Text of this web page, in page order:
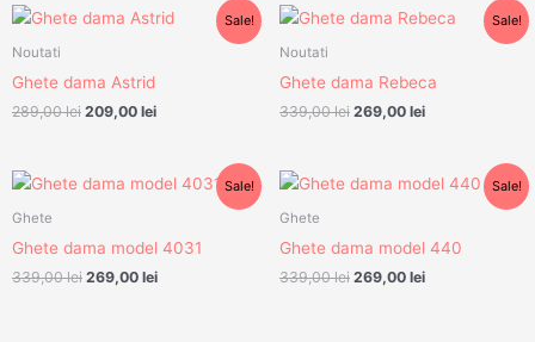
Sale!
Noutati
Ghete dama Astrid
289,00lei
Prețul
289,00 lei.
209,00 lei
Prețul
Sale!
Noutati
Ghete dama Rebeca
339,00lei
Prețul
339,00 lei.
269,00 lei
Prețul
Sale!
Ghete
Ghete dama model 4031
339,00lei
Prețul
339,00 lei.
269,00 lei
Prețul
Sale!
Ghete
Ghete dama model 440
339,00lei
Prețul
339,00 lei.
269,00 lei
Prețul